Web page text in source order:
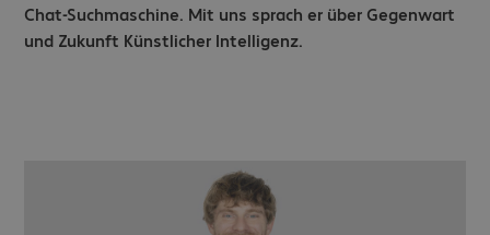
Chat-Suchmaschine. Mit uns sprach er über Gegenwart
und Zukunft Künstlicher Intelligenz.